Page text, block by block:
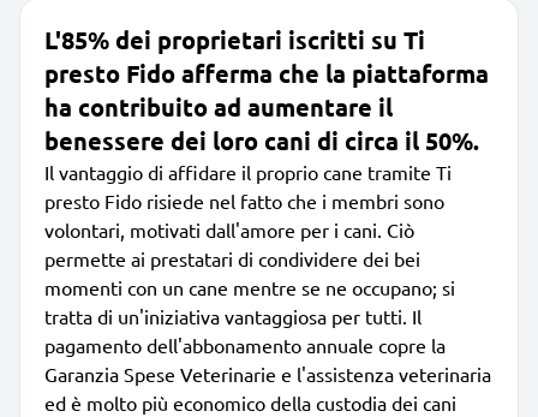
L'85% dei proprietari iscritti su Ti
presto Fido afferma che la piattaforma
ha contribuito ad aumentare il
benessere dei loro cani di circa il 50%.
Il vantaggio di affidare il proprio cane tramite Ti
presto Fido risiede nel fatto che i membri sono
volontari, motivati dall'amore per i cani. Ciò
permette ai prestatari di condividere dei bei
momenti con un cane mentre se ne occupano; si
tratta di un'iniziativa vantaggiosa per tutti. Il
pagamento dell'abbonamento annuale copre la
Garanzia Spese Veterinarie e l'assistenza veterinaria
ed è molto più economico della custodia dei cani